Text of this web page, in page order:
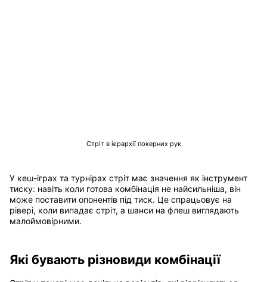
Стріт в ієрархії покерних рук
У кеш-іграх та турнірах стріт має значення як інструмент
тиску: навіть коли готова комбінація не найсильніша, він
може поставити опонентів під тиск. Це спрацьовує на
рівері, коли випадає стріт, а шанси на флеш виглядають
малоймовірними.
Які бувають різновиди комбінації